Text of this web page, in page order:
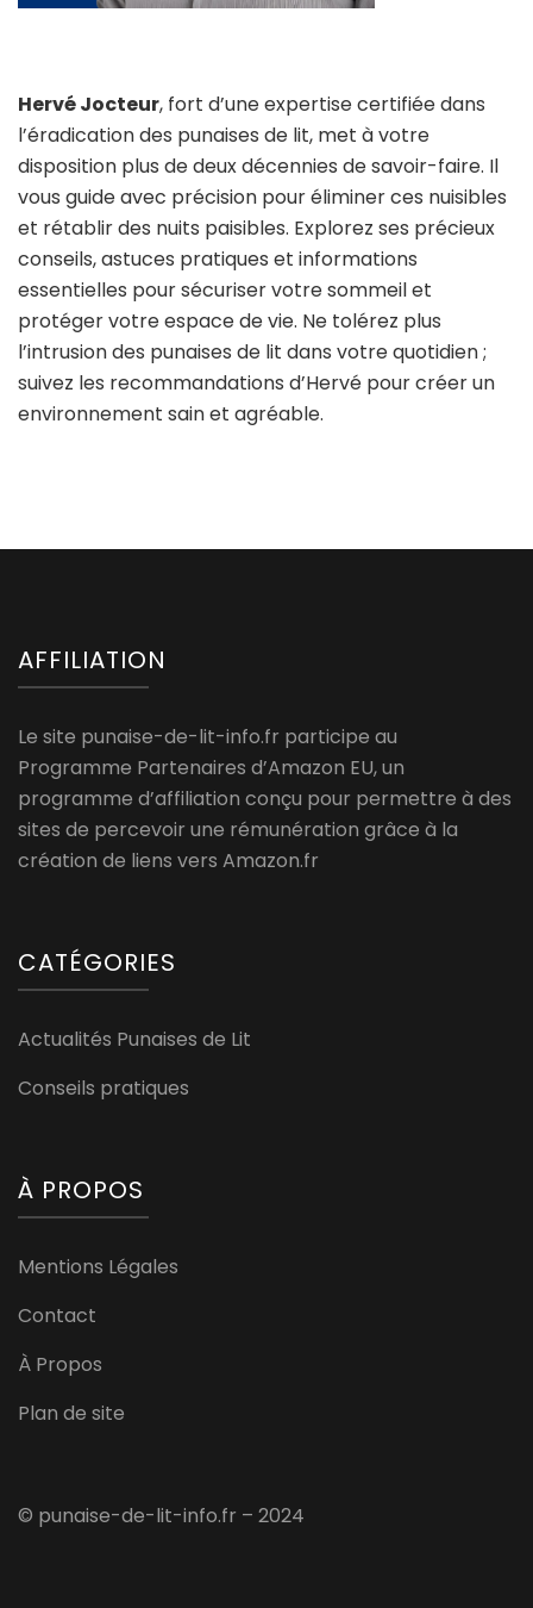
Hervé Jocteur, fort d’une expertise certifiée dans
l’éradication des punaises de lit, met à votre
disposition plus de deux décennies de savoir-faire. Il
vous guide avec précision pour éliminer ces nuisibles
et rétablir des nuits paisibles. Explorez ses précieux
conseils, astuces pratiques et informations
essentielles pour sécuriser votre sommeil et
protéger votre espace de vie. Ne tolérez plus
l’intrusion des punaises de lit dans votre quotidien ;
suivez les recommandations d’Hervé pour créer un
environnement sain et agréable.
AFFILIATION
Le site punaise-de-lit-info.fr participe au
Programme Partenaires d’Amazon EU, un
programme d’affiliation conçu pour permettre à des
sites de percevoir une rémunération grâce à la
création de liens vers Amazon.fr
CATÉGORIES
Actualités Punaises de Lit
Conseils pratiques
À PROPOS
Mentions Légales
Contact
À Propos
Plan de site
© punaise-de-lit-info.fr – 2024